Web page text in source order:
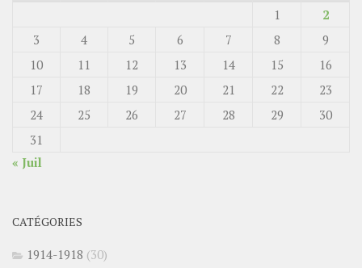
1
2
3
4 5 6 7 8
9
10
11 12 13 14 15
16
17
18 19 20 21 22
23
24
25 26 27 28 29
30
31
« Juil
CATÉGORIES
1914-1918 (30)